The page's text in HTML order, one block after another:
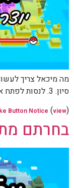
סיון. 3. לנסות לפתח את קוהיט שלו.
Button Notice (view)
בחרתם